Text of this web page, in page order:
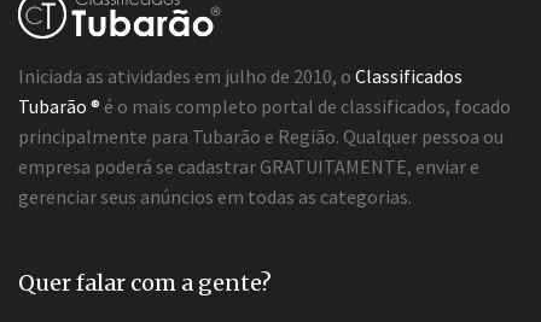
Iniciada as atividades em julho de 2010, o Classificados
Tubarão ® é o mais completo portal de classificados, focado
principalmente para Tubarão e Região. Qualquer pessoa ou
empresa poderá se cadastrar GRATUITAMENTE, enviar e
gerenciar seus anúncios em todas as categorias.
Quer falar com a gente?